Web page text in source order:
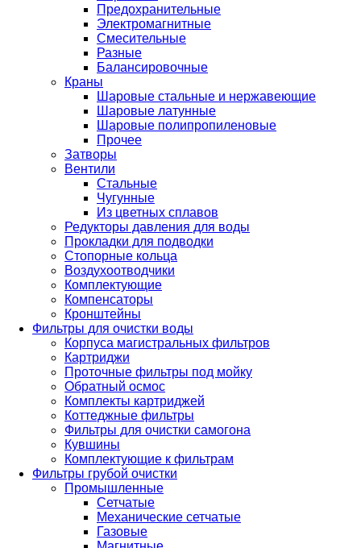
Предохранительные
Электромагнитные
Смесительные
Разные
Балансировочные
Краны
Шаровые стальные и нержавеющие
Шаровые латунные
Шаровые полипропиленовые
Прочее
Затворы
Вентили
Стальные
Чугунные
Из цветных сплавов
Редукторы давления для воды
Прокладки для подводки
Стопорные кольца
Воздухоотводчики
Комплектующие
Компенсаторы
Кронштейны
Фильтры для очистки воды
Корпуса магистральных фильтров
Картриджи
Проточные фильтры под мойку
Обратный осмос
Комплекты картриджей
Коттеджные фильтры
Фильтры для очистки самогона
Кувшины
Комплектующие к фильтрам
Фильтры грубой очистки
Промышленные
Сетчатые
Механические сетчатые
Газовые